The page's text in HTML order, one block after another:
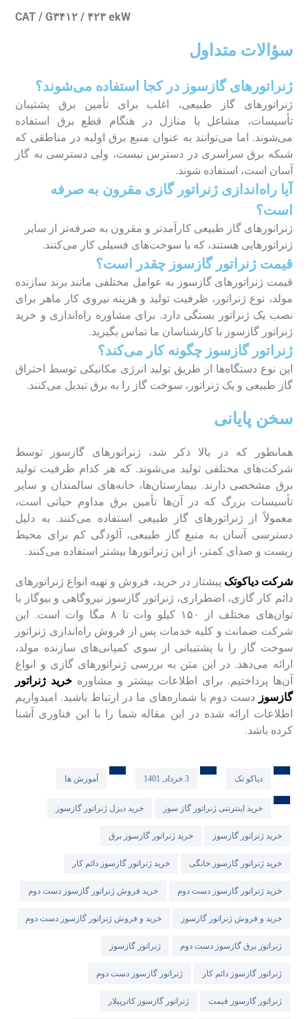
CAT / G۳۴۱۲ / ۴۲۳ ekW
سؤالات متداول
ژنراتور‌های گازسوز در کجا استفاده می‌شوند؟
ژنراتور‌های گاز طبیعی، اغلب برای تأمین برق پشتیبان
تأسیسات، مشاغل یا منازل در هنگام قطع برق استفاده
می‌شوند. اما می‌توانند به عنوان منبع برق اولیه در مناطقی که
شبکه برق سراسری در دسترس نیست، ولی دسترسی به گاز
آسان است، استفاده شوند.
آیا راه‌اندازی ژنراتور گازی مقرون به صرفه
است؟
ژنراتور‌های گاز طبیعی کارآمدتر و مقرون به صرفه‌تر از سایر
ژنراتور‌هایی هستند، که با سوخت‌های فسیلی کار می‌کنند.
قیمت ژنراتور گازسوز چقدر است؟
قیمت ژنراتور‌های گازسوز به عوامل مختلفی مانند برند سازنده
مولد، نوع ژنراتور، ظرفیت تولید و هزینه نیروی کار ماهر برای
نصب یک ژنراتور بستگی دارد. برای مشاوره راه‌اندازی و خرید
ژنراتور گازسوز با کارشناسان ما تماس بگیرید.
ژنراتور گازسوز چگونه کار می‌کند؟
این نوع دستگاه‌ها از طریق تولید انرژی مکانیکی توسط احتراق
گاز طبیعی و یک ژنراتور، سوخت گاز را به برق تبدیل می‌کنند.
سخن پایانی
همانطور که در بالا ذکر شد، ژنراتور‌های گازسوز توسط
شرکت‌های مختلفی تولید می‌شوند. که هر کدام ظرفیت تولید
برق مشخصی دارند. بیمارستان‌ها، خانه‌های سالمندان و سایر
تأسیسات بزرگ که در آن‌ها تأمین برق مداوم حیاتی است،
معمولاً از ژنراتور‌های گاز طبیعی استفاده می‌کنند. به دلیل
دسترسی آسان به منبع گاز طبیعی، آلودگی کم برای محیط
زیست و صدای کمتر، از این ژنراتور‌ها بیشتر استفاده می‌کنند.
شرکت دیاکوتک پیشتاز در خرید، فروش و تهیه انواع ژنراتور‌های
دائم کار گازی، اضطراری، ژنراتور گازسوز نیروگاهی و بیوگاز با
توان‌های مختلف از ۱۵۰ کیلو وات تا ۸ مگا وات است. این
شرکت ضمانت و کلیه خدمات پس از فروش راه‌اندازی ژنراتور
سوخت گاز را با پشتیبانی از سوی کمپانی‌های سازنده مولد،
ارائه می‌دهد. در این متن به بررسی ژنراتور‌های گازی و انواع
آن‌ها پرداختیم. برای اطلاعات بیشتر و مشاوره خرید ژنراتور
گازسوز دست دوم با شماره‌های ما در ارتباط باشید. ‌امیدواریم
اطلاعات ارائه شده در این مقاله شما را با این فناوری آشنا
کرده باشد.
دیاکو تک 3 خرداد, 1401 آموزش ها
خرید اینترنتی ژنراتور گاز سوز خرید دیزل ژنراتور گازسوز
خرید ژنراتور گازسوز خرید ژنراتور گازسوز برق
خرید ژنراتور گازسوز خانگی خرید ژنراتور گازسوز دائم کار
خرید ژنراتور گازسوز دست دوم خرید فروش ژنراتور گازسوز دست دوم
خرید و فروش ژنراتور گازسوز خرید و فروش ژنراتور گازسوز دست دوم
ژنراتور برق گازسوز دست دوم ژنراتور گازسوز
ژنراتور گازسوز دائم کار ژنراتور گازسوز دست دوم
ژنراتور گازسوز قیمت ژنراتور گازسوز کاترپیلار